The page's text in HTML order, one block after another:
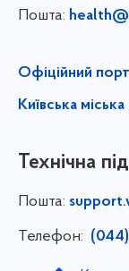
Пошта:
Офіційний
Київська
Технічна
Пошта:
Телефон: